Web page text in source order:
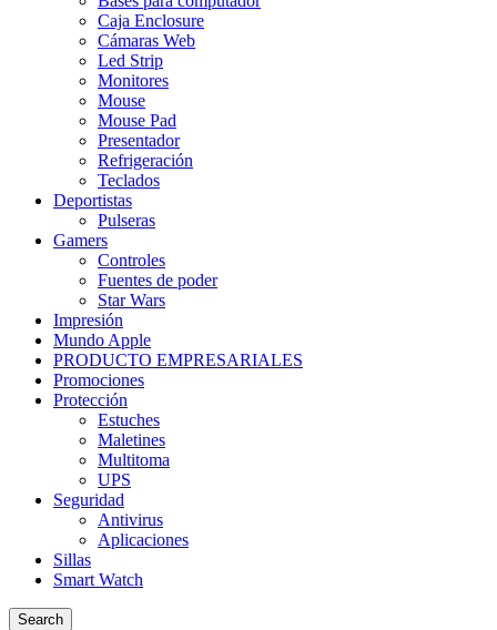
Caja Enclosure
Cámaras Web
Led Strip
Monitores
Mouse
Mouse Pad
Presentador
Refrigeración
Teclados
Deportistas
Pulseras
Gamers
Controles
Fuentes de poder
Star Wars
Impresión
Mundo Apple
PRODUCTO EMPRESARIALES
Promociones
Protección
Estuches
Maletines
Multitoma
UPS
Seguridad
Antivirus
Aplicaciones
Sillas
Smart Watch
Search